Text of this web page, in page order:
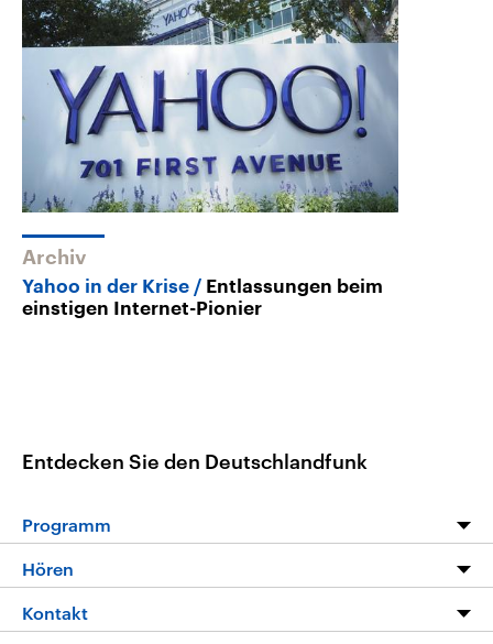
Archiv
Yahoo in der Krise
Entlassungen beim
einstigen Internet-Pionier
Entdecken Sie den Deutschlandfunk
Programm
Programm
Die Nachrichten
Hören
Livestream
Kontakt